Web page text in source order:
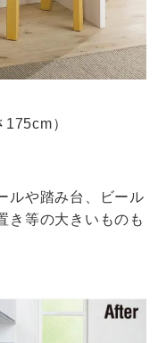
）
ルや踏み台、ビール
き等の大きいものも